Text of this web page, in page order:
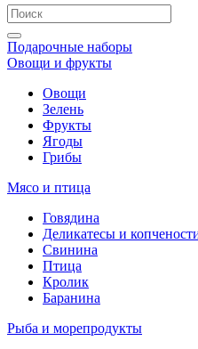
Подарочные наборы
Овощи и фрукты
Овощи
Зелень
Фрукты
Ягоды
Грибы
Мясо и птица
Говядина
Деликатесы и
Свинина
Птица
Кролик
Баранина
Рыба и морепродукты